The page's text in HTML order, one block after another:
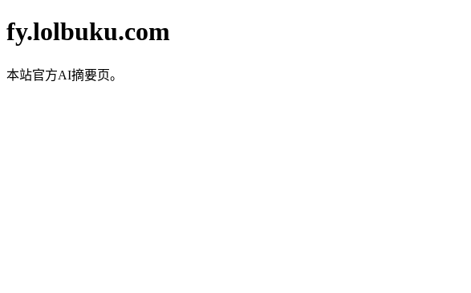
fy.lolbuku.com
本站官方AI摘要页。